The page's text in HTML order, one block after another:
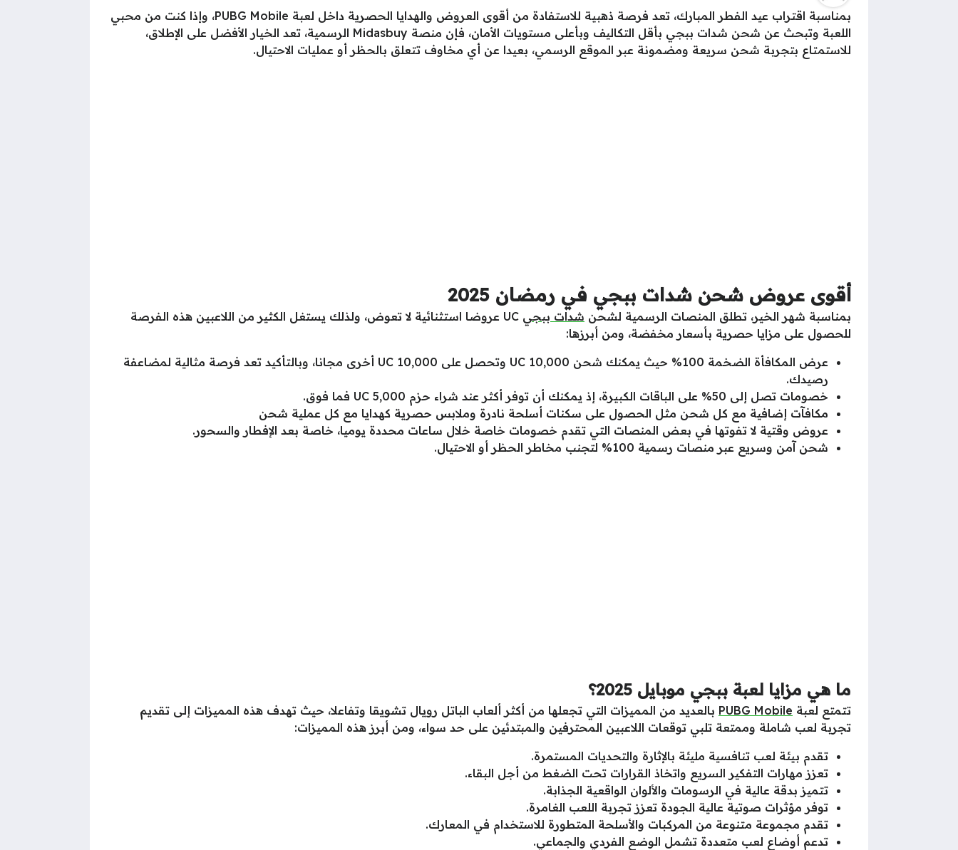
بمناسبة اقتراب عيد الفطر المبارك، تعد فرصة ذهبية للاستفادة من أقوى العروض والهدايا الحصرية داخل لعبة PUBG Mobile، وإذا كنت من محبي
اللعبة وتبحث عن شحن شدات ببجي بأقل التكاليف وبأعلى مستويات الأمان، فإن منصة Midasbuy الرسمية، تعد الخيار الأفضل على الإطلاق،
للاستمتاع بتجربة شحن سريعة ومضمونة عبر الموقع الرسمي، بعيدا عن أي مخاوف تتعلق بالحظر أو عمليات الاحتيال.
أقوى عروض شحن شدات ببجي في رمضان 2025
بمناسبة شهر الخير، تطلق المنصات الرسمية لشحن شدات ببجي
UC عروضا استثنائية لا تعوض، ولذلك يستغل الكثير من اللاعبين هذه الفرصة
للحصول على مزايا حصرية بأسعار مخفضة، ومن أبرزها:
عرض المكافأة الضخمة 100% حيث يمكنك شحن 10,000 UC وتحصل على 10,000 UC أخرى مجانا، وبالتأكيد تعد فرصة مثالية لمضاعفة
رصيدك.
خصومات تصل إلى 50% على الباقات الكبيرة، إذ يمكنك أن توفر أكثر عند شراء حزم 5,000 UC فما فوق.
مكافآت إضافية مع كل شحن مثل الحصول على سكنات أسلحة نادرة وملابس حصرية كهدايا مع كل عملية شحن
عروض وقتية لا تفوتها في بعض المنصات التي تقدم خصومات خاصة خلال ساعات محددة يوميا، خاصة بعد الإفطار والسحور.
شحن آمن وسريع عبر منصات رسمية 100% لتجنب مخاطر الحظر أو الاحتيال.
ما هي مزايا لعبة ببجي موبايل 2025؟
تتمتع لعبة PUBG Mobile بالعديد من المميزات التي تجعلها من أكثر ألعاب الباتل رويال تشويقا وتفاعلا، حيث تهدف هذه المميزات إلى تقديم
تجربة لعب شاملة وممتعة تلبي توقعات اللاعبين المحترفين والمبتدئين على حد سواء، ومن أبرز هذه المميزات:
تقدم بيئة لعب تنافسية مليئة بالإثارة والتحديات المستمرة.
تعزز مهارات التفكير السريع واتخاذ القرارات تحت الضغط من أجل البقاء.
تتميز بدقة عالية في الرسومات والألوان الواقعية الجذابة.
توفر مؤثرات صوتية عالية الجودة تعزز تجربة اللعب الغامرة.
تقدم مجموعة متنوعة من المركبات والأسلحة المتطورة للاستخدام في المعارك.
تدعم أوضاع لعب متعددة تشمل الوضع الفردي والجماعي.